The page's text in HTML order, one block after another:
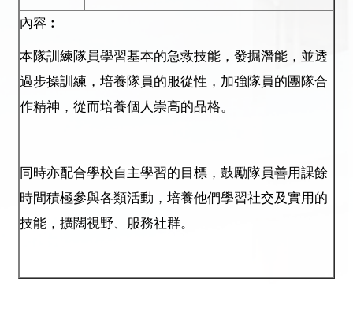
內容︰
本隊訓練隊員學習基本的急救技能，發掘潛能，並透
過步操訓練，培養隊員的服從性，加強隊員的團隊合
作精神，從而培養個人崇高的品格。
同時亦配合學校自主學習的目標，鼓勵隊員善用課餘
時間積極參與各類活動，培養他們學習社交及實用的
技能，擴闊視野、服務社群。